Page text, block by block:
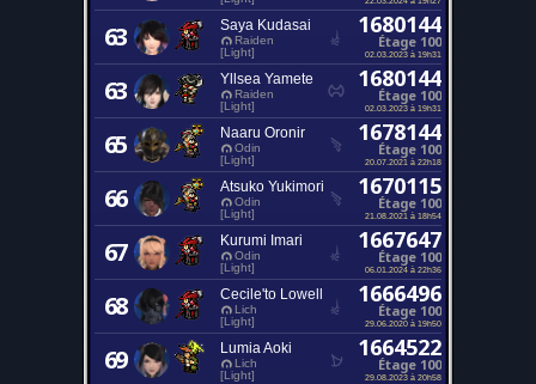
63 Saya Kudasai
Raiden
[Light]
1680144
Étage 100
02.03.2023 à 19h31
63 Yllsea Yamete
Raiden
[Light]
1680144
Étage 100
02.03.2023 à 19h31
65 Naaru Oronir
Odin
[Light]
1678144
Étage 100
20.07.2021 à 22h18
66 Atsuko Yukimori
Odin
[Light]
1670115
Étage 100
21.08.2021 à 18h54
67 Kurumi Imari
Odin
[Light]
1667647
Étage 100
06.01.2024 à 22h36
68 Cecile'to Lowell
Lich
[Light]
1666496
Étage 100
29.06.2020 à 19h50
69 Lumia Aoki
Lich
[Light]
1664522
Étage 100
29.08.2023 à 20h58